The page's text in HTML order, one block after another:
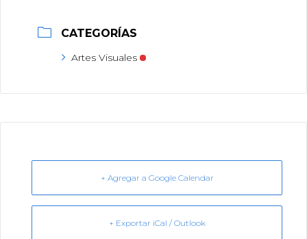
CATEGORÍAS
Artes Visuales
+ Agregar a Google Calendar
+ Exportar iCal / Outlook